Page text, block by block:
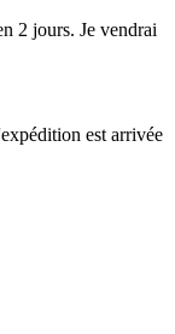
2 jours. Je vendrai
est arrivée